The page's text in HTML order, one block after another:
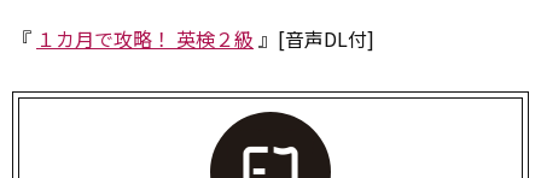
『 １カ月で攻略！ 英検２級 』[音声DL付]